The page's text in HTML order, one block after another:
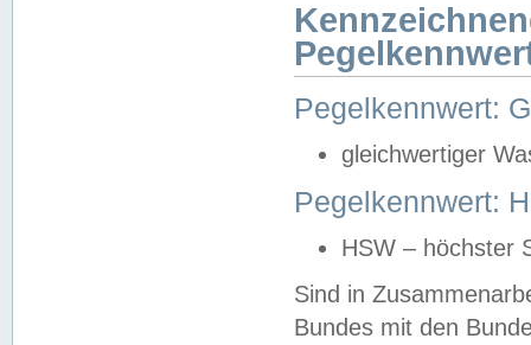
Pegelkennwert:
gleichwertiger
Pegelkennwert:
HSW – höchster
Sind in
Bundes mit den